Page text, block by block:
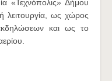
«Τεχνόπολις» Δήμου
λειτουργία, ως χώρος
εκδηλώσεων και ως το